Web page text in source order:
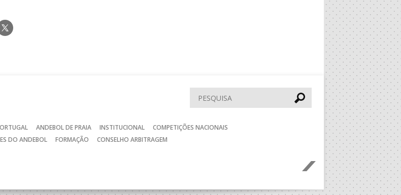
Pesquisar
ANDEBOL DE PRAIA INSTITUCIONAL
COMPETIÇÕES NACIONAIS
DO ANDEBOL FORMAÇÃO CONSELHO ARBITRAGEM
Seguinte